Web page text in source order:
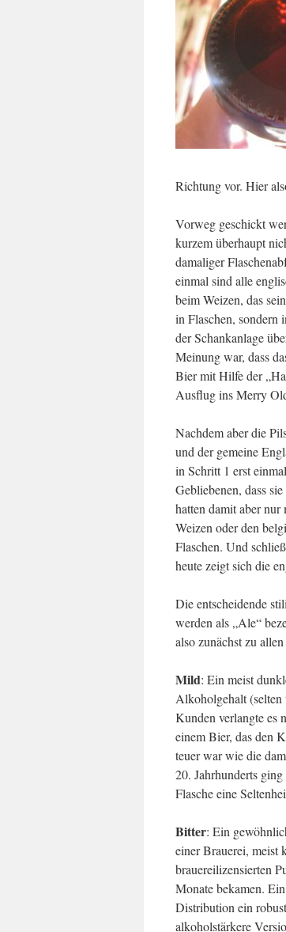
Richtung vor. Hier
Vorweg geschickt
kurzem überhaupt
damaliger
einmal sind alle
beim Weizen, das
in Flaschen, sondern
der Schankanlage
Meinung war, dass
Bier mit Hilfe der
Ausflug ins Merry
Nachdem aber die
und der gemeine
in Schritt 1 erst
Gebliebenen, dass
hatten damit aber
Weizen oder den
Flaschen. Und
heute zeigt sich die
Die entscheidende
werden als „Ale“
also zunächst zu
Mild: Ein meist
Alkoholgehalt
Kunden verlangte es
einem Bier, das den
teuer war wie die
20. Jahrhunderts
Flasche eine
Bitter: Ein
einer Brauerei, meist
brauereilizensierten
Monate bekamen.
Distribution ein
alkoholstärkere